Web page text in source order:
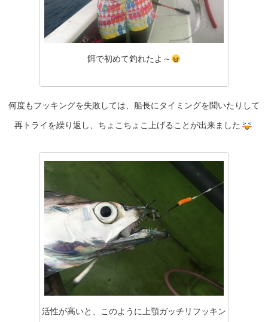
餌で初めて釣れたよ～
何度もフッキングを失敗しては、船長にタイミングを聞いたりして
再トライを繰り返し、ちょこちょこ上げることが出来ました
活性が高いと、このように上顎ガッチリフッキン